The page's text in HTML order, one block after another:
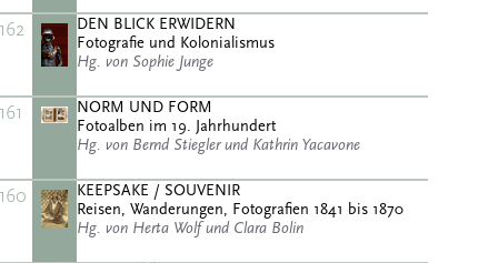
162
DEN BLICK ERWIDERN
Fotografie und Kolonialismus
Hg. von Sophie Junge
161
NORM UND FORM
Fotoalben im 19. Jahrhundert
Hg. von Bernd Stiegler und Kathrin Yacavone
160
KEEPSAKE / SOUVENIR
Reisen, Wanderungen, Fotografien 1841 bis 1870
Hg. von Herta Wolf und Clara Bolin